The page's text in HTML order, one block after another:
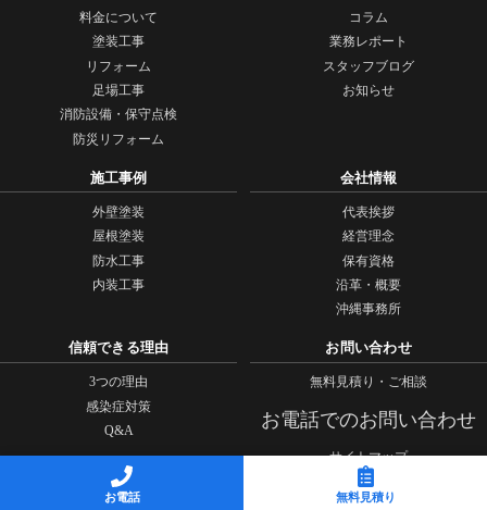
料金について
塗装工事
リフォーム
足場工事
消防設備・保守点検
防災リフォーム
コラム
業務レポート
スタッフブログ
お知らせ
施工事例
外壁塗装
屋根塗装
防水工事
内装工事
会社情報
代表挨拶
経営理念
保有資格
沿革・概要
沖縄事務所
信頼できる理由
3つの理由
感染症対策
Q&A
お問い合わせ
無料見積り・ご相談
お電話でのお問い合わせ
サイトマップ
お電話 無料見積り